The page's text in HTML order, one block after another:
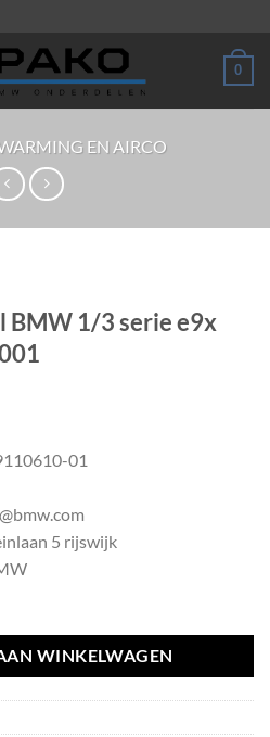
0
EN AIRCO
BMW 1/3 serie e9x
01
5 rijswijk
WINKELWAGEN